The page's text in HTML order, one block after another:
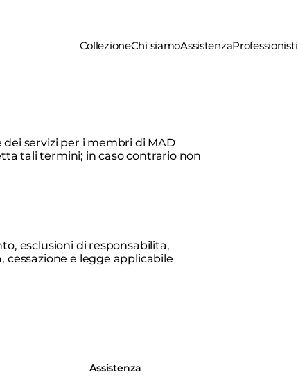
CollezioneChi siamoAssistenzaProfessionisti
servizi per i membri di MAD
tali termini; in caso contrario non
esclusioni di responsabilita,
e legge applicabile
Assistenza